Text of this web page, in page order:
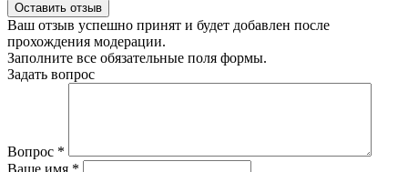
Ваш отзыв успешно принят и будет добавлен после
прохождения модерации.
Заполните все обязательные поля формы.
Задать вопрос
Вопрос *
Ваше имя *